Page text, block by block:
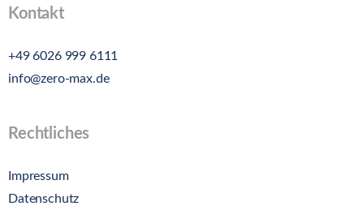
Kontakt
+49 6026 999 6111
info@zero-max.de
Rechtliches
Impressum
Datenschutz